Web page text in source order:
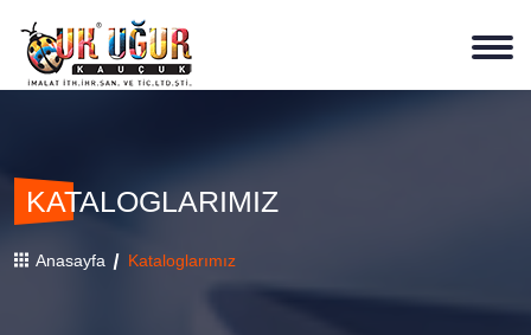
KATALOGLARIMIZ
Anasayfa Kataloglarımız